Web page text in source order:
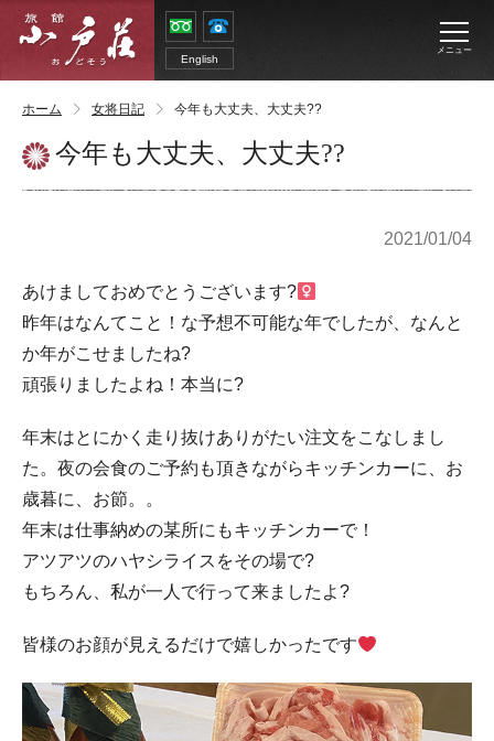
English
メニュー
ホーム 女将日記 今年も大丈夫、大丈夫??
今年も大丈夫、大丈夫??
2021/01/04
あけましておめでとうございます?‍
昨年はなんてこと！な予想不可能な年でしたが、なんと
か年がこせましたね?
頑張りましたよね！本当に?
年末はとにかく走り抜けありがたい注文をこなしまし
た。夜の会食のご予約も頂きながらキッチンカーに、お
歳暮に、お節。。
年末は仕事納めの某所にもキッチンカーで！
アツアツのハヤシライスをその場で?
もちろん、私が一人で行って来ましたよ?
皆様のお顔が見えるだけで嬉しかったです